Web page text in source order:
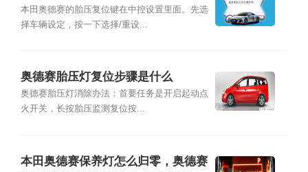
本田奥德赛的胎压复位键在中控设置里面。先选
择车辆设定，按一下选择/重设...
奥德赛胎压灯复位步骤是什么
奥德赛胎压灯消除办法：首要任务是开启起动点
火开关，长按胎压监测复位按...
本田奥德赛保养灯怎么归零，奥德赛